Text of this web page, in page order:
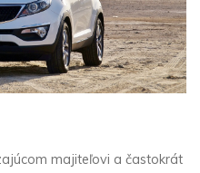
majiteľovi a častokrát